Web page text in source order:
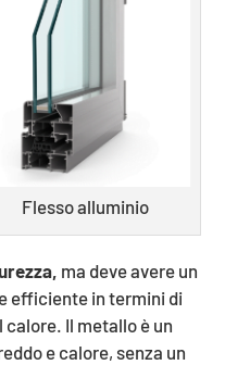
Flesso alluminio
ma deve avere un
efficiente in termini di
Il metallo è un
e calore, senza un